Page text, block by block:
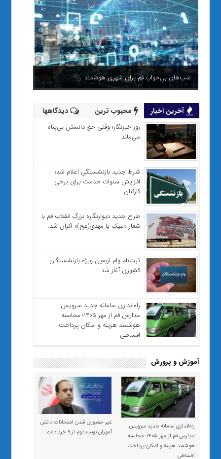
شب‌های بی‌خواب قم برای شهری هوشمند
آخرین اخبار محبوب ترین دیدگاهها
روز خبرنگار؛ وقتی حق دانستن بی‌پناه
می‌ماند
شرط جدید بازنشستگی اعلام شد؛
افزایش سنوات خدمت برای برخی
کارکنان
طرح جدید دیوارنگاره بزرگ انقلاب قم با
شعار «لبیک یا مهدی(عج)» اکران شد.
ثبت‌نام وام اربعین ویژه بازنشستگان
کشوری آغاز شد
راه‌اندازی سامانه جدید سرویس
مدارس قم از مهر ۱۴۰۵؛ محاسبه
هوشمند هزینه و امکان پرداخت
اقساطی
آموزش و پرورش
راه‌اندازی سامانه جدید سرویس
مدارس قم از مهر ۱۴۰۵؛ محاسبه
هوشمند هزینه و امکان پرداخت
اقساطی
غیر حضوری شدن امتحانات دانش
آموزان نوبت دوم از ۹ خردادماه